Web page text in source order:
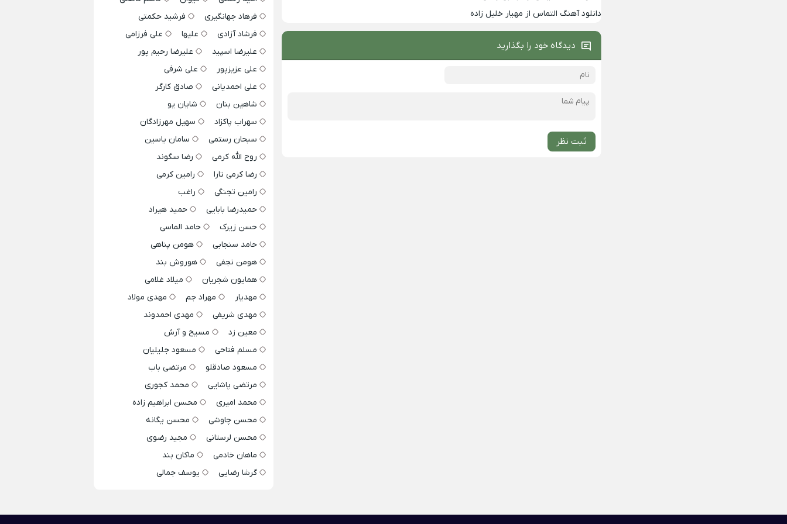
دانلود آهنگ التماس از مهیار خلیل زاده
دیدگاه خود را بگذارید
ثبت نظر
فرهاد جهانگیری
فرشید حکمتی
فرشاد آزادی
علیها
علی فرزامی
علیرضا اسپید
علیرضا رحیم پور
علی عزیزپور
علی شرفی
علی احمدیانی
صادق کارگر
شاهین بنان
شایان یو
سهراب پاکزاد
سهیل مهرزادگان
سبحان رستمی
سامان یاسین
روح الله کرمی
رضا سگوند
رضا کرمی تارا
رامین کرمی
رامین تجنگی
راغب
حمیدرضا بابایی
حمید هیراد
حسن زیرک
حامد الماسی
حامد سنجابی
هومن پناهی
هومن نجفی
هوروش بند
همایون شجریان
میلاد غلامی
مهدیار
مهراد جم
مهدی مولاد
مهدی شریفی
مهدی احمدوند
معین زد
مسیح و آرش
مسلم فتاحی
مسعود جلیلیان
مسعود صادقلو
مرتضی باب
مرتضی پاشایی
محمد کجوری
محمد امیری
محسن ابراهیم زاده
محسن چاوشی
محسن یگانه
محسن لرستانی
مجید رضوی
ماهان خادمی
ماکان بند
گرشا رضایی
یوسف جمالی